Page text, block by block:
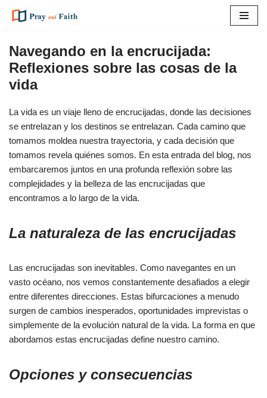
al
contenido
Navegando en la encrucijada:
Reflexiones sobre las cosas de la
vida
La vida es un viaje lleno de encrucijadas, donde las decisiones
se entrelazan y los destinos se entrelazan. Cada camino que
tomamos moldea nuestra trayectoria, y cada decisión que
tomamos revela quiénes somos. En esta entrada del blog, nos
embarcaremos juntos en una profunda reflexión sobre las
complejidades y la belleza de las encrucijadas que
encontramos a lo largo de la vida.
La naturaleza de las encrucijadas
Las encrucijadas son inevitables. Como navegantes en un
vasto océano, nos vemos constantemente desafiados a elegir
entre diferentes direcciones. Estas bifurcaciones a menudo
surgen de cambios inesperados, oportunidades imprevistas o
simplemente de la evolución natural de la vida. La forma en que
abordamos estas encrucijadas define nuestro camino.
Opciones y consecuencias